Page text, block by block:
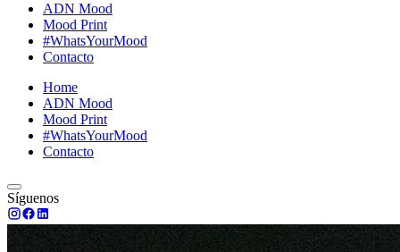
ADN Mood
Mood Print
#WhatsYourMood
Contacto
Home
ADN Mood
Mood Print
#WhatsYourMood
Contacto
Síguenos